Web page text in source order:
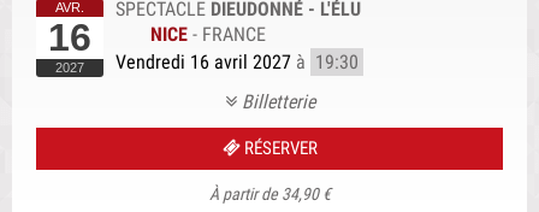
16
SPECTACLE DIEUDONNÉ - L'ÉLU
NICE - FRANCE
Vendredi 16 avril 2027 à 19:30
Billetterie
RÉSERVER
À partir de 34,90 €